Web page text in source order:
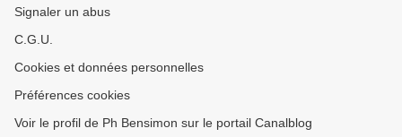
Signaler un abus
C.G.U.
Cookies et données personnelles
Préférences cookies
Voir le profil de Ph Bensimon sur le portail Canalblog